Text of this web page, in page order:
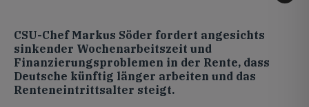
CSU-Chef Markus Söder fordert angesichts
sinkender Wochenarbeitszeit und
Finanzierungsproblemen in der Rente, dass
Deutsche künftig länger arbeiten und das
Renteneintrittsalter steigt.